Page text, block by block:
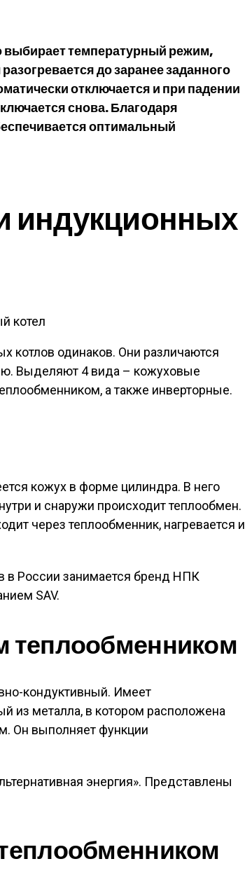
выбирает температурный режим,
до заранее заданного
отключается и при падении
снова. Благодаря
оптимальный
индукционных
котел
котлов одинаков. Они различаются
Выделяют 4 вида – кожуховые
а также инверторные.
кожух в форме цилиндра. В него
и снаружи происходит теплообмен.
через теплообменник, нагревается и
в России занимается бренд НПК
SAV.
теплообменником
кондуктивный. Имеет
из металла, в котором расположена
Он выполняет функции
энергия». Представлены